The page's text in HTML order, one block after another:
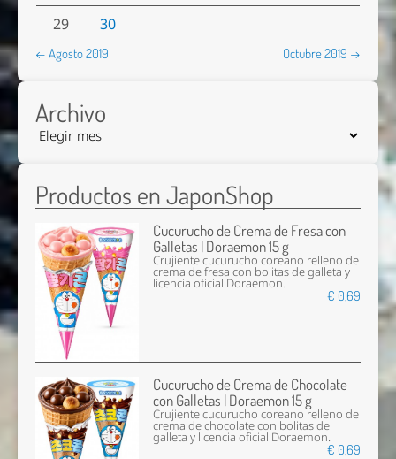
29
30
← Agosto 2019 Octubre 2019 →
Archivo
Productos en JaponShop
Cucurucho de Crema de Fresa con
Galletas | Doraemon 15 g
Crujiente cucurucho coreano relleno de
crema de fresa con bolitas de galleta y
licencia oficial Doraemon.
€ 0,69
Cucurucho de Crema de Chocolate
con Galletas | Doraemon 15 g
Crujiente cucurucho coreano relleno de
crema de chocolate con bolitas de
galleta y licencia oficial Doraemon.
€ 0,69